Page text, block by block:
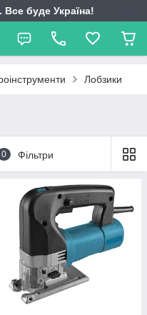
Все буде Україна!
Лобзики
0 Фільтри